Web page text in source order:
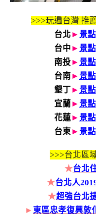
>>>玩遍台灣 推
台北 ► 景點
台中 ► 景點
南投► 景點
台南► 景點
墾丁► 景點
宜蘭 ► 景點
花蓮► 景點
台東► 景點
>>>台北區
★台北
★台北人
★超強台北
► 東區忠孝復興敦